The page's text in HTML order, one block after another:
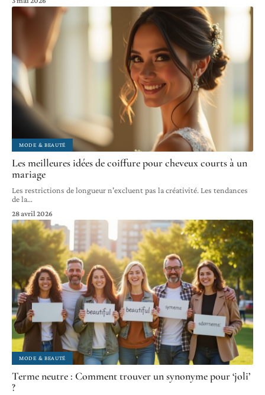
MODE & BEAUTÉ
Les meilleures idées de coiffure pour cheveux courts à un
mariage
Les restrictions de longueur n'excluent pas la créativité. Les tendances
de la…
28 avril 2026
MODE & BEAUTÉ
Terme neutre : Comment trouver un synonyme pour ‘joli’
?